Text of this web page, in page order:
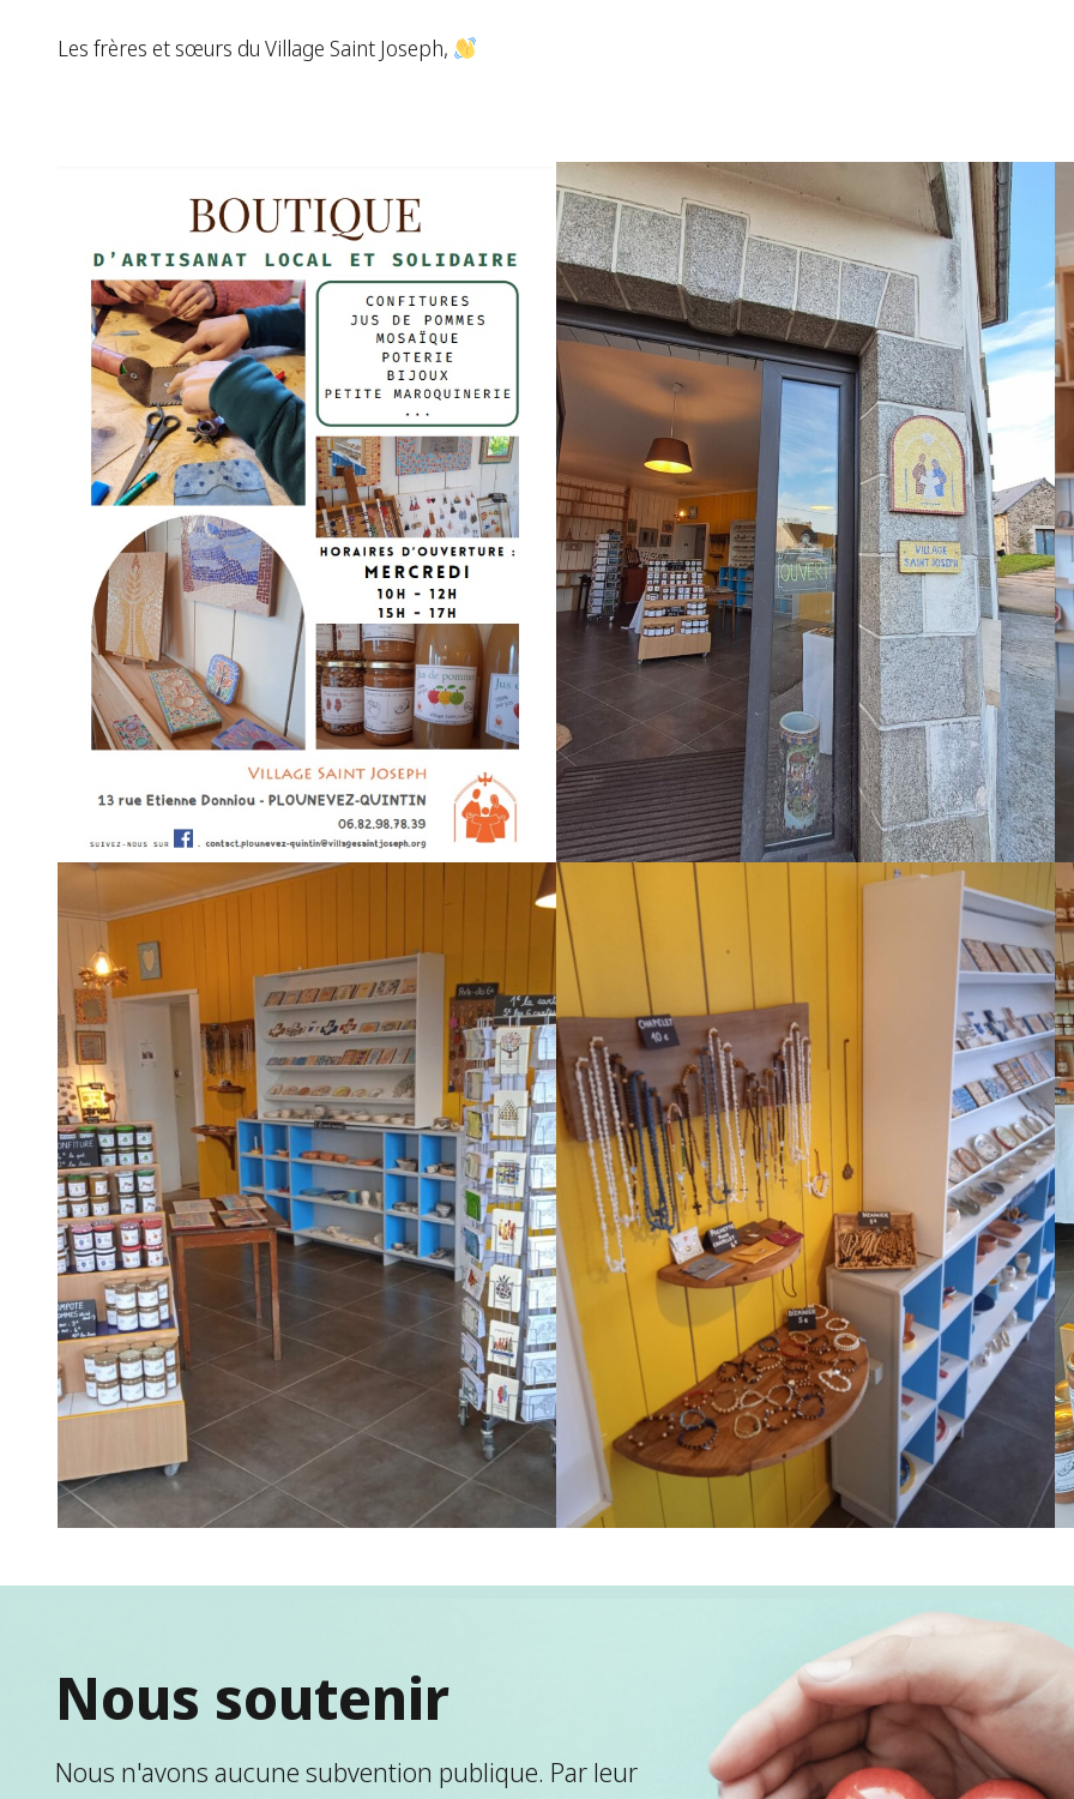
Les frères et sœurs du Village Saint Joseph,
Nous soutenir
Nous n'avons aucune subvention publique. Par leur